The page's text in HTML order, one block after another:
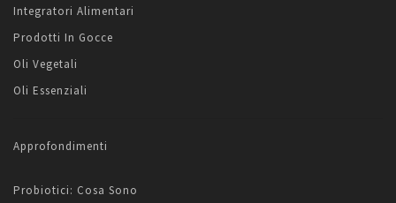
Integratori Alimentari
Prodotti In Gocce
Oli Vegetali
Oli Essenziali
Approfondimenti
Probiotici: Cosa Sono